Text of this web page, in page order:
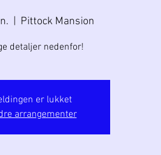
Pittock Mansion
detaljer nedenfor!
er lukket
arrangementer